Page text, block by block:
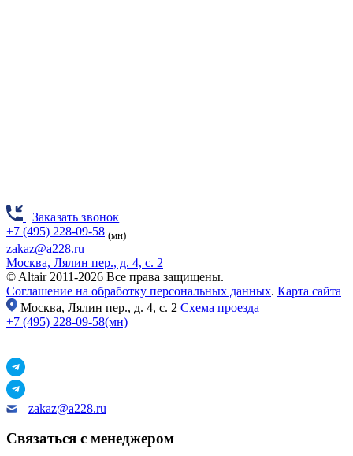
Заказать звонок
+7 (495) 228-09-58 (мн)
zakaz@a228.ru
Москва, Лялин пер., д. 4, с. 2
© Altair 2011-2026 Все права защищены.
Соглашение на обработку персональных данных. Карта сайта
Москва, Лялин пер., д. 4, с. 2 Схема проезда
+7 (495) 228-09-58(мн)
zakaz@a228.ru
Связаться с менеджером